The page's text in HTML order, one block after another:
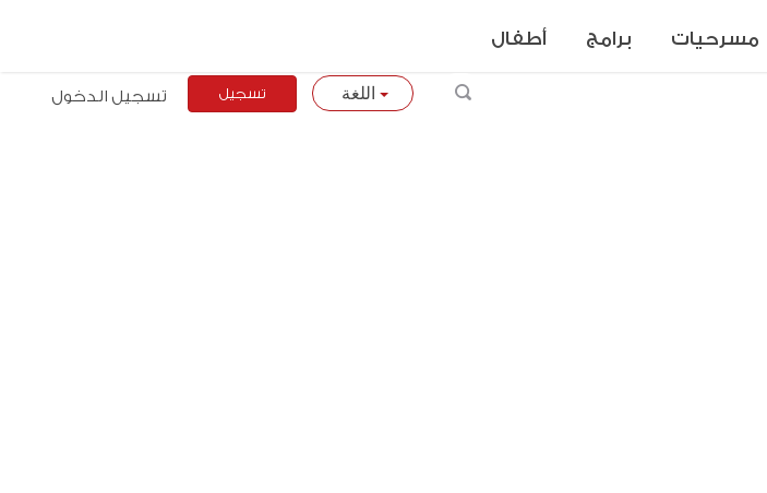
مسرحيات برامج أطفال
اللغة تسجيل تسجيل الدخول